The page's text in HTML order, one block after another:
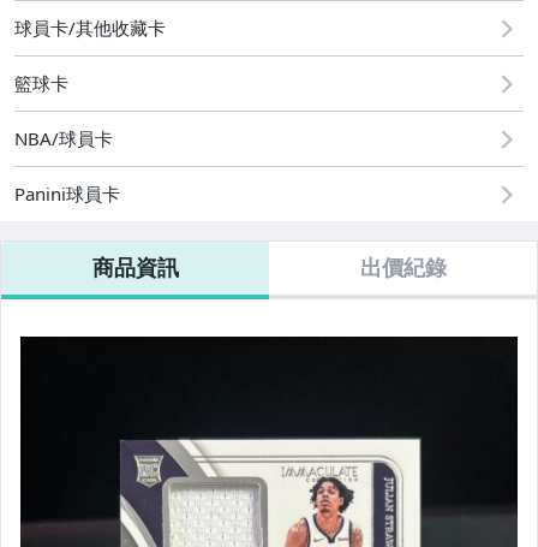
NBA球員卡 25-26 RC簽名 直購特惠區
NBA球員卡 24-25 RC簽名 直購特惠區
NBA球員卡 20-21 RC簽名 直購特惠區
球員卡/其他收藏卡
籃球卡
NBA/球員卡
Panini球員卡
商品資訊 出價紀錄